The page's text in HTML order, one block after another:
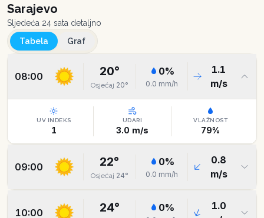
Sarajevo
Sljedeća 24 sata detaljno
Tabela
Graf
08:00 20°
Osjećaj 20°
0%
0.0 mm/h
1.1
m/s
UV INDEKS
1
UDARI
3.0 m/s
VLAŽNOST
79%
09:00 22°
Osjećaj 24°
0%
0.0 mm/h
0.8
m/s
10:00 24° 0%
1.0